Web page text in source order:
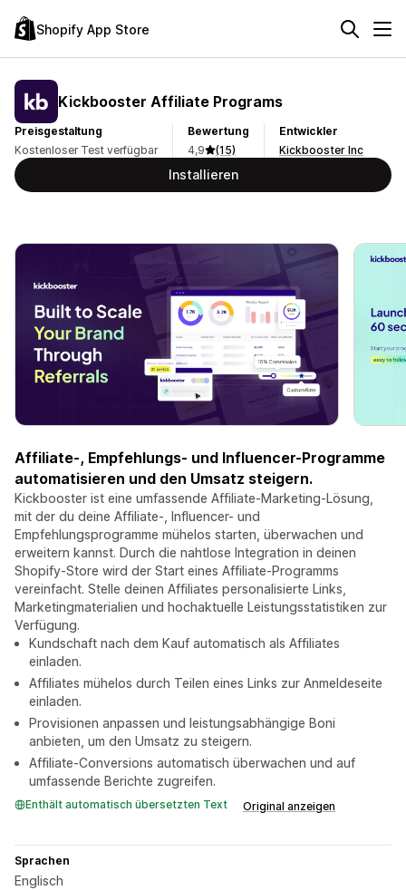
Shopify App Store
Kickbooster Affiliate Programs
Preisgestaltung
Kostenloser Test verfügbar
Bewertung
4,9
(15)
Entwickler
Kickbooster Inc
Installieren
Affiliate-, Empfehlungs- und Influencer-Programme
automatisieren und den Umsatz steigern.
Kickbooster ist eine umfassende Affiliate-Marketing-Lösung,
mit der du deine Affiliate-, Influencer- und
Empfehlungsprogramme mühelos starten, überwachen und
erweitern kannst. Durch die nahtlose Integration in deinen
Shopify-Store wird der Start eines Affiliate-Programms
vereinfacht. Stelle deinen Affiliates personalisierte Links,
Marketingmaterialien und hochaktuelle Leistungsstatistiken zur
Verfügung.
Kundschaft nach dem Kauf automatisch als Affiliates
einladen.
Affiliates mühelos durch Teilen eines Links zur Anmeldeseite
einladen.
Provisionen anpassen und leistungsabhängige Boni
anbieten, um den Umsatz zu steigern.
Affiliate-Conversions automatisch überwachen und auf
umfassende Berichte zugreifen.
Enthält automatisch übersetzten Text Original anzeigen
Sprachen
Englisch